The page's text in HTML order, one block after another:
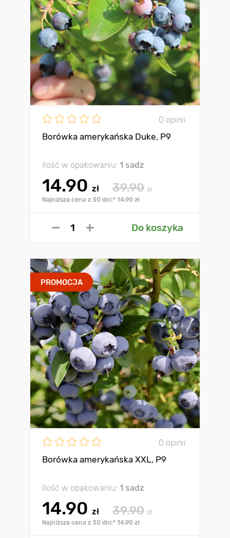
0 opinii
Borówka amerykańska Duke, P9
Ilość w opakowaniu: 1 sadz
14.90 zł 39.90 zł
Najniższa cena z 30 dni:* 14.90 zł
Do koszyka
PROMOCJA
0 opinii
Borówka amerykańska XXL, P9
Ilość w opakowaniu: 1 sadz
14.90 zł 39.90 zł
Najniższa cena z 30 dni:* 14.90 zł